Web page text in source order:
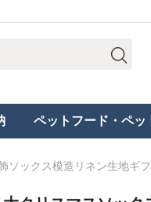
ペットフード・ペッ
ソックス模造リネン生地ギ